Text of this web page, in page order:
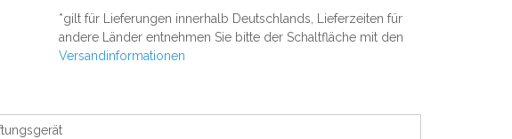
*gilt für Lieferungen innerhalb Deutschlands, Lieferzeiten für
andere Länder entnehmen Sie bitte der Schaltfläche mit den
Versandinformationen